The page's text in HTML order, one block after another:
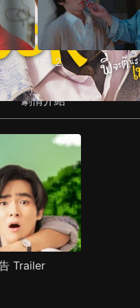
EP2
劇情介紹
Trailer